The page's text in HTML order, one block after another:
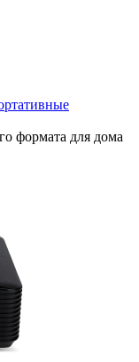
формата для дома